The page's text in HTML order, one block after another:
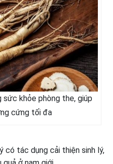
sức khỏe phòng the, giúp
cứng tối đa
có tác dụng cải thiện sinh lý,